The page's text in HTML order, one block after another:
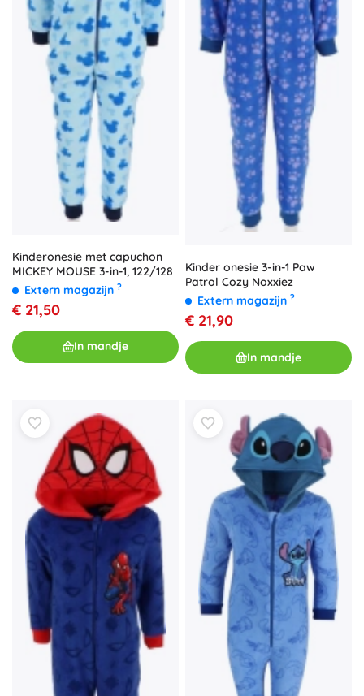
Kinderonesie met capuchon
MICKEY MOUSE 3-in-1, 122/128
Extern magazijn ?
€ 21,50
In mandje
Kinder onesie 3-in-1 Paw
Patrol Cozy Noxxiez
Extern magazijn ?
€ 21,90
In mandje